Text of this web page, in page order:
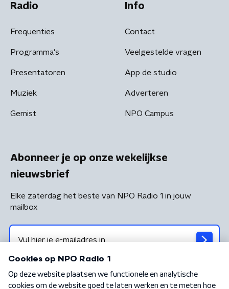
Radio
Frequenties
Programma's
Presentatoren
Muziek
Gemist
Info
Contact
Veelgestelde vragen
App de studio
Adverteren
NPO Campus
Abonneer je op onze wekelijkse
nieuwsbrief
Elke zaterdag het beste van NPO Radio 1 in jouw
mailbox